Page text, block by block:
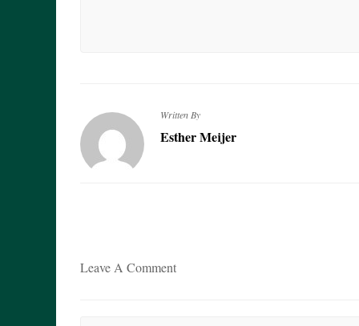
Written By
Esther Meijer
Leave A Comment